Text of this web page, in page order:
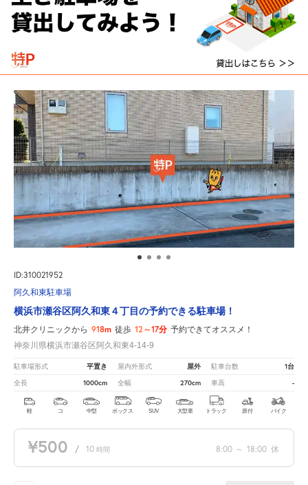
ID:310021952
阿久和東駐車場
横浜市瀬谷区阿久和東４丁目の予約できる駐車場！
北井クリニックから 918m 徒歩 12～17分 予約できてオススメ！
神奈川県横浜市瀬谷区阿久和東4-14-9
駐車場形式 平置き 屋内外形式 屋外 駐車台数 1台
全長 1000cm 全幅 270cm 車高 -
軽 コ 中型 ボックス SUV 大型車 トラック 原付 バイク
¥500 / 10 時間 8:00 ～ 18:00 休